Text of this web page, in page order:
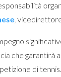
,
che garantirà
di tennis.